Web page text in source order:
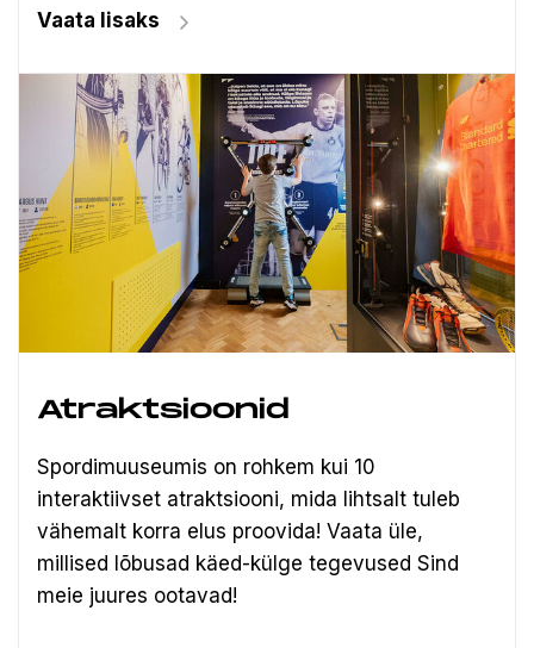
Vaata lisaks
Atraktsioonid
Spordimuuseumis on rohkem kui 10
interaktiivset atraktsiooni, mida lihtsalt tuleb
vähemalt korra elus proovida! Vaata üle,
millised lõbusad käed-külge tegevused Sind
meie juures ootavad!